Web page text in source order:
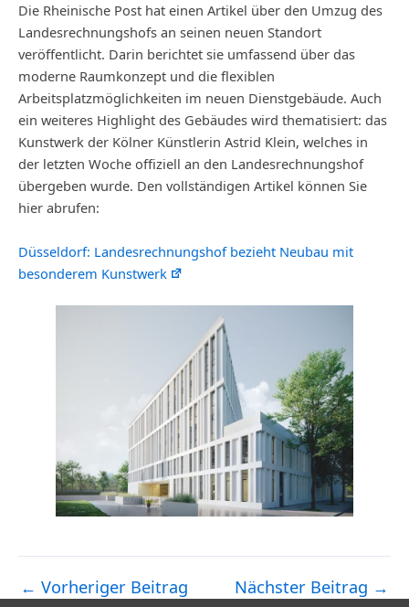
Die Rheinische Post hat einen Artikel über den Umzug des
Landesrechnungshofs an seinen neuen Standort
veröffentlicht. Darin berichtet sie umfassend über das
moderne Raumkonzept und die flexiblen
Arbeitsplatzmöglichkeiten im neuen Dienstgebäude. Auch
ein weiteres Highlight des Gebäudes wird thematisiert: das
Kunstwerk der Kölner Künstlerin Astrid Klein, welches in
der letzten Woche offiziell an den Landesrechnungshof
übergeben wurde. Den vollständigen Artikel können Sie
hier abrufen:
Düsseldorf: Landesrechnungshof bezieht Neubau mit
besonderem Kunstwerk
Post
← Vorheriger Beitrag Nächster Beitrag →